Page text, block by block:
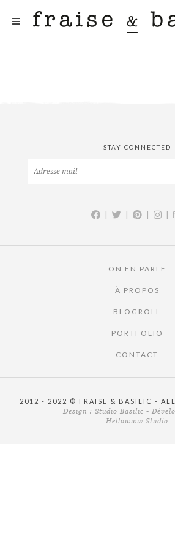
STAY CONNECTED
| | | |
ON EN PARLE
À PROPOS
BLOGROLL
PORTFOLIO
CONTACT
2012 - 2022 © FRAISE & BASILIC - ALL
Design : Studio Basilic -
Hellowww Studio